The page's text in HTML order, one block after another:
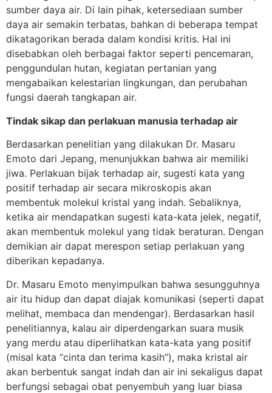
sumber daya air. Di lain pihak, ketersediaan sumber
daya air semakin terbatas, bahkan di beberapa tempat
dikatagorikan berada dalam kondisi kritis. Hal ini
disebabkan oleh berbagai faktor seperti pencemaran,
penggundulan hutan, kegiatan pertanian yang
mengabaikan kelestarian lingkungan, dan perubahan
fungsi daerah tangkapan air.
Tindak sikap dan perlakuan manusia terhadap air
Berdasarkan penelitian yang dilakukan Dr. Masaru
Emoto dari Jepang, menunjukkan bahwa air memiliki
jiwa. Perlakuan bijak terhadap air, sugesti kata yang
positif terhadap air secara mikroskopis akan
membentuk molekul kristal yang indah. Sebaliknya,
ketika air mendapatkan sugesti kata-kata jelek, negatif,
akan membentuk molekul yang tidak beraturan. Dengan
demikian air dapat merespon setiap perlakuan yang
diberikan kepadanya.
Dr. Masaru Emoto menyimpulkan bahwa sesungguhnya
air itu hidup dan dapat diajak komunikasi (seperti dapat
melihat, membaca dan mendengar). Berdasarkan hasil
penelitiannya, kalau air diperdengarkan suara musik
yang merdu atau diperlihatkan kata-kata yang positif
(misal kata “cinta dan terima kasih”), maka kristal air
akan berbentuk sangat indah dan air ini sekaligus dapat
berfungsi sebagai obat penyembuh yang luar biasa